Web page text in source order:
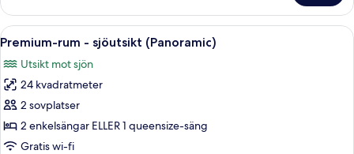
(Panoramic
View)
Öppna
alla
foton
för
Premium-
rum
-
Ett hotellrum med två sängar, ett
13
Premium-rum - sjöutsikt (Panoramic)
Utsikt mot sjön
24 kvadratmeter
2 sovplatser
2 enkelsängar ELLER 1 queensize-säng
Gratis wi-fi